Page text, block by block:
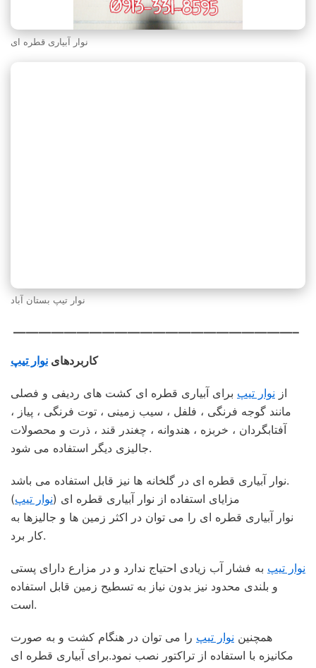
نوار آبیاری قطره ای
نوار تیپ بستان‌ آباد
——————————————————————–
کاربردهای نوار تیپ
از نوار تیپ برای آبیاری قطره ای کشت های ردیفی و فصلی
مانند گوجه فرنگی ، فلفل ، سیب زمینی ، توت فرنگی ، پیاز ،
آفتابگردان ، خربزه ، هندوانه ، چغندر قند ، ذرت و محصولات
جالیزی دیگر استفاده می شود.
نوار آبیاری قطره ای در گلخانه ها نیز قابل استفاده می باشد.
مزایای استفاده از نوار آبیاری قطره ای (نوار تیپ)
نوار آبیاری قطره ای را می توان در اکثر زمین ها و جالیزها به
کار برد.
نوار تیپ به فشار آب زیادی احتیاج ندارد و در مزارع دارای پستی
و بلندی محدود نیز بدون نیاز به تسطیح زمین قابل استفاده
است.
همچنین نوار تیپ را می توان در هنگام کشت و به صورت
مکانیزه با استفاده از تراکتور نصب نمود.برای آبیاری قطره ای